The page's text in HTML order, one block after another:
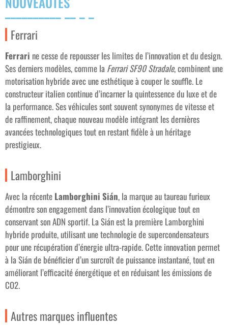
Ferrari
Ferrari ne cesse de repousser les limites de l’innovation et du design.
Ses derniers modèles, comme la Ferrari SF90 Stradale, combinent une
motorisation hybride avec une esthétique à couper le souffle. Le
constructeur italien continue d’incarner la quintessence du luxe et de
la performance. Ses véhicules sont souvent synonymes de vitesse et
de raffinement, chaque nouveau modèle intégrant les dernières
avancées technologiques tout en restant fidèle à un héritage
prestigieux.
Lamborghini
Avec la récente Lamborghini Sián, la marque au taureau furieux
démontre son engagement dans l’innovation écologique tout en
conservant son ADN sportif. La Sián est la première Lamborghini
hybride produite, utilisant une technologie de supercondensateurs
pour une récupération d’énergie ultra-rapide. Cette innovation permet
à la Sián de bénéficier d’un surcroît de puissance instantané, tout en
améliorant l’efficacité énergétique et en réduisant les émissions de
CO2.
Autres marques influentes